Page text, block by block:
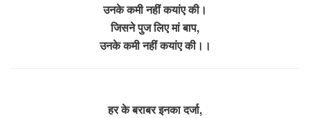
उनके कमी नहीं कयांए की।
जिसने पुज लिए मां बाप,
उनके कमी नहीं कयांए की।।
हर के बराबर इनका दर्जा,